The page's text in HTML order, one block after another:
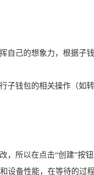
自己的想象力，根据子
子钱包的相关操作（如
所以在点击“创建”按钮
设备性能，在等待的过